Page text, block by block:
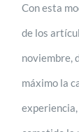
Con esta
de los
noviembre,
máximo la